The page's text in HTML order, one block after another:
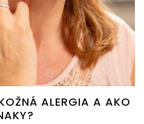
ALERGIA A AKO